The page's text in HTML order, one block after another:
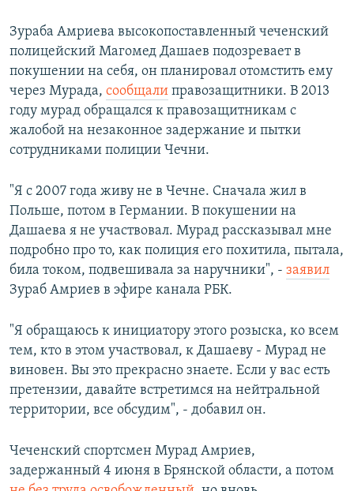
Зураба Амриева высокопоставленный чеченский
полицейский Магомед Дашаев подозревает в
покушении на себя, он планировал отомстить ему
через Мурада, сообщали правозащитники. В 2013
году мурад обращался к правозащитникам с
жалобой на незаконное задержание и пытки
сотрудниками полиции Чечни.
"Я с 2007 года живу не в Чечне. Сначала жил в
Польше, потом в Германии. В покушении на
Дашаева я не участвовал. Мурад рассказывал мне
подробно про то, как полиция его похитила, пытала,
била током, подвешивала за наручники", - заявил
Зураб Амриев в эфире канала РБК.
"Я обращаюсь к инициатору этого розыска, ко всем
тем, кто в этом участвовал, к Дашаеву - Мурад не
виновен. Вы это прекрасно знаете. Если у вас есть
претензии, давайте встретимся на нейтральной
территории, все обсудим", - добавил он.
Чеченский спортсмен Мурад Амриев,
задержанный 4 июня в Брянской области, а потом